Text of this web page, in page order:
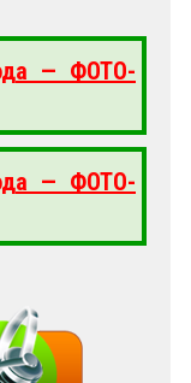
— ФОТО-
— ФОТО-